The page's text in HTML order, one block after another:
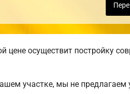
цене осуществит постройку
участке, мы не